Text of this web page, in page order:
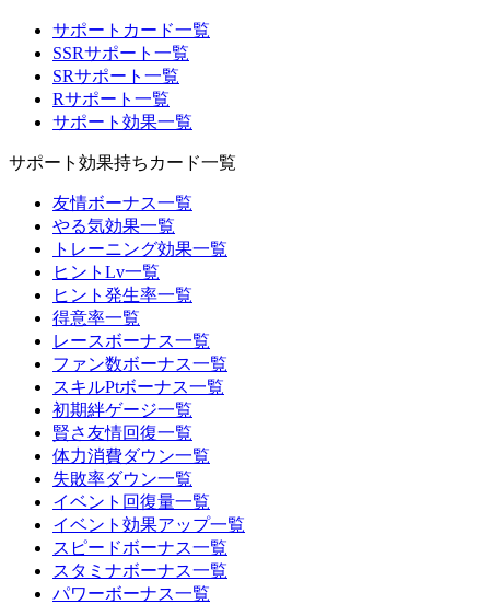
サポートカード一覧
SSRサポート一覧
SRサポート一覧
Rサポート一覧
サポート効果一覧
サポート効果持ちカード一覧
友情ボーナス一覧
やる気効果一覧
トレーニング効果一覧
ヒントLv一覧
ヒント発生率一覧
得意率一覧
レースボーナス一覧
ファン数ボーナス一覧
スキルPtボーナス一覧
初期絆ゲージ一覧
賢さ友情回復一覧
体力消費ダウン一覧
失敗率ダウン一覧
イベント回復量一覧
イベント効果アップ一覧
スピードボーナス一覧
スタミナボーナス一覧
パワーボーナス一覧